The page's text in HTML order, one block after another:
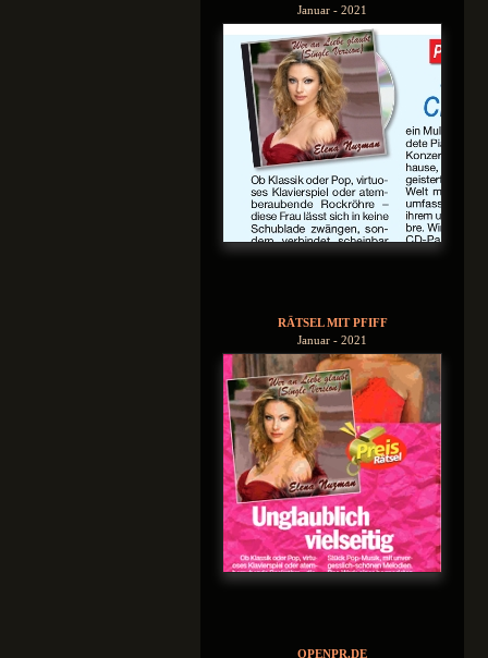
Januar - 2021
RÄTSEL MIT PFIFF
Januar - 2021
OPENPR.DE